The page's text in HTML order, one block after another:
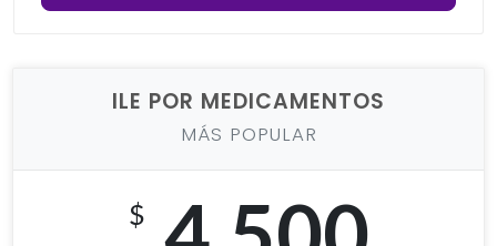
ILE POR MEDICAMENTOS
MÁS POPULAR
$